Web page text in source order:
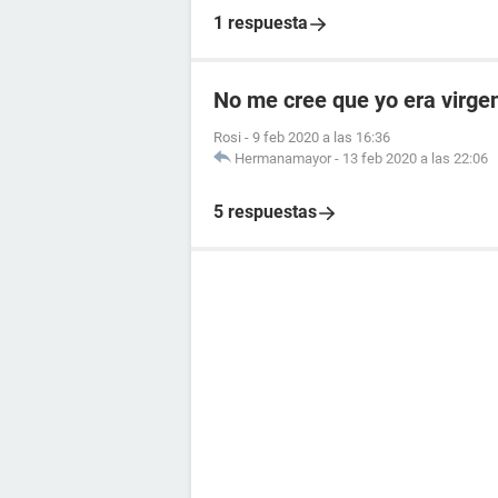
1 respuesta
No me cree que yo era
Rosi - 9 feb 2020 a las 16:36
Hermanamayor - 13 feb 2020 a las 22:06
5 respuestas